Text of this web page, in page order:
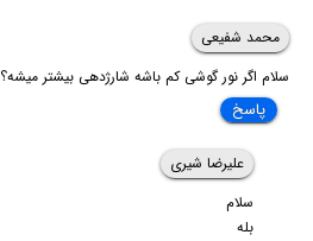
محمد شفیعی
سلام اگر نور گوشی کم باشه شارژدهی بیشتر میشه؟
پاسخ
علیرضا شیری
سلام
بله